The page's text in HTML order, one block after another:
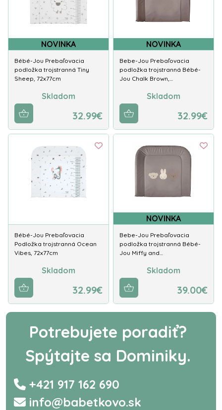
NOVINKA
Bébé-Jou Prebaľovacia
podložka trojstranná Tiny
Sheep, 72x77cm
Skladom
32.99€
NOVINKA
Bebe-Jou Prebaľovacia
podložka trojstranná Bébé-
Jou Chalk Brown,…
Skladom
32.99€
Bébé-Jou Prebaľovacia
Podložka trojstranná Ocean
Vibes, 72x77cm
Skladom
32.99€
NOVINKA
Bebe-Jou Prebaľovacia
podložka trojstranná Bébé-
Jou Miffy and…
Skladom
39.00€
Potrebujete poradiť?
Spýtajte sa Dominiky.
+421 917 162 690
info@babetkovo.sk